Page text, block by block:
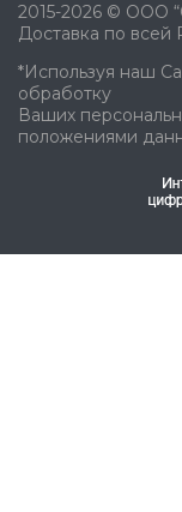
2015-2026 © ООО
Доставка по всей
*Используя наш
обработку
Ваших
положениями